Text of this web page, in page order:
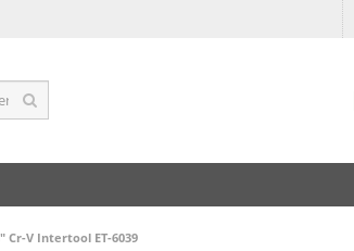
Cr-V Intertool ET-6039